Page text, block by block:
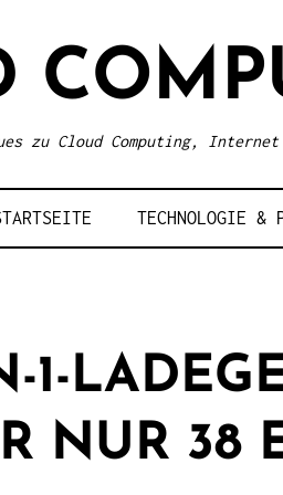
zu Cloud Computing,
TECHNOLOGIE &
NUR 38